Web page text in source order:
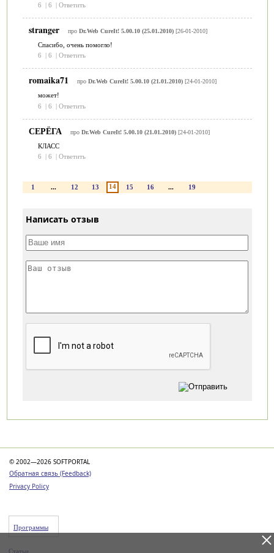
6
| 6 | Ответить
stranger про Dr.Web CureIt! 5.00.10 (25.01.2010)[26-01-2010]
Спасибо, очень помогло!
6
| 6 | Ответить
romaika71 про Dr.Web CureIt! 5.00.10 (21.01.2010)[24-01-2010]
может!
6
| 6 | Ответить
СЕРЁГА про Dr.Web CureIt! 5.00.10 (21.01.2010)[24-01-2010]
КЛАСС
6
| 6 | Ответить
1 ... 12 13 14 15 16 ... 19
Написать отзыв
© 2002—2026 SOFTPORTAL
Обратная связь (Feedback)
Privacy Policy
Программы
Статьи